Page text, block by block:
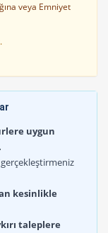
veya Emniyet
uygun
gerçekleştirmeniz
kesinlikle
taleplere